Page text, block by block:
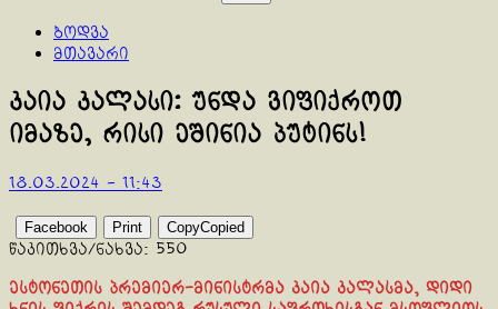
ბოდვა
მთავარი
კაია კალასი: უნდა ვიფიქროთ
იმაზე, რისი ეშინია პუტინს!
18.03.2024 - 11:43
Facebook Print CopyCopied
წაკითხვა/ნახვა: 550
ესტონეთის პრემიერ-მინისტრმა კაია კალასმა, დიდი